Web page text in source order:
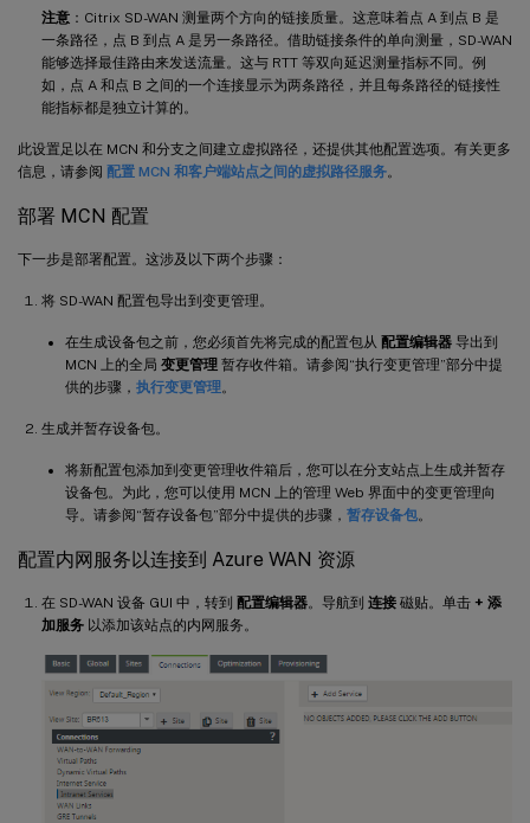
注意 ：Citrix SD-WAN 测量两个方向的链接质量。这意味着点 A 到点 B 是
一条路径，点 B 到点 A 是另一条路径。借助链接条件的单向测量，SD-WAN
能够选择最佳路由来发送流量。这与 RTT 等双向延迟测量指标不同。例
如，点 A 和点 B 之间的一个连接显示为两条路径，并且每条路径的链接性
能指标都是独立计算的。
此设置足以在 MCN 和分支之间建立虚拟路径，还提供其他配置选项。有关更多
信息，请参阅 配置 MCN 和客户端站点之间的虚拟路径服务。
部署 MCN 配置
下一步是部署配置。这涉及以下两个步骤：
将 SD-WAN 配置包导出到变更管理。
在生成设备包之前，您必须首先将完成的配置包从 配置编辑器 导出到
MCN 上的全局 变更管理 暂存收件箱。请参阅“执行变更管理”部分中提
供的步骤， 执行变更管理。
生成并暂存设备包。
将新配置包添加到变更管理收件箱后，您可以在分支站点上生成并暂存
设备包。为此，您可以使用 MCN 上的管理 Web 界面中的变更管理向
导。请参阅“暂存设备包”部分中提供的步骤， 暂存设备包。
配置内网服务以连接到 Azure WAN 资源
在 SD-WAN 设备 GUI 中，转到 配置编辑器。导航到 连接 磁贴。单击 + 添
加服务 以添加该站点的内网服务。